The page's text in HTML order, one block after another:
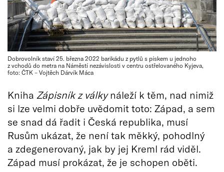
Dobrovolník staví 25. března 2022 barikádu z pytlů s pískem u jednoho
z vchodů do metra na Náměstí nezávislosti v centru ostřelovaného Kyjeva,
foto: ČTK – Vojtěch Dárvík Máca
Kniha Zápisník z válkynáleží k těm, nad nimiž
si lze velmi dobře uvědomit toto: Západ, a sem
se snad dá řadit i Česká republika, musí
Rusům ukázat, že není tak měkký, pohodlný
a zdegenerovaný, jak by jej Kreml rád viděl.
Západ musí prokázat, že je schopen oběti.